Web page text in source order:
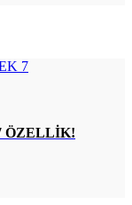
ÖZELLİK!